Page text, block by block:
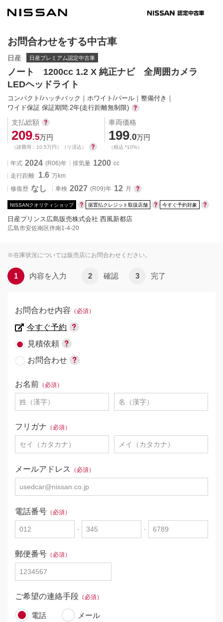
お問合わせをする中古車
日産 日産プレミアム認定中古車
ノート 1200cc 1.2 X 純正ナビ 全周囲カメラ
LEDヘッドライト
コンパクト/ハッチバック ホワイト/パール
整備付き
ワイド保証 保証期間:2年(走行距離無制限)
支払総額
209.5万円
（諸費用：10.5万円）（リ済込）
車両価格
199.0万円
（税込 *10%）
年式 2024 (R06)年 排気量 1200 cc
走行距離
1.6 万km
修復歴 なし 車検 2027 (R09)年 12 月
NISSANクオリティショップ 据置払クレジット取扱店舗 今すぐ予約対象
日産プリンス広島販売株式会社 西風新都店
広島市安佐南区伴南1-4-20
※在庫状況については販売店にお問合わせください。
1 内容を入力 2 確認 3 完了
お問合わせ内容 （必須）
今すぐ予約
見積依頼
お問合わせ
お名前 （必須）
フリガナ （必須）
メールアドレス （必須）
電話番号 （必須）
- -
郵便番号 （必須）
ご希望の連絡手段 （必須）
電話 メール